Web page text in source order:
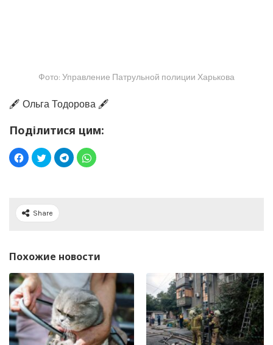
Фото: Управление Патрульной полиции Харькова
🖋️ Ольга Тодорова 🖋️
Поділитися цим:
Share
Похожие новости